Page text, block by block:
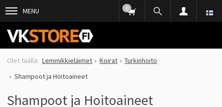
MENU 0
Lemmikkieläimet Koirat
Turkinhoito
Shampoot ja Hoitoaineet
Shampoot ja Hoitoaineet